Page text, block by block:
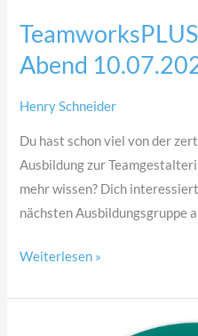
Abend
Henry Schneider
Du hast schon viel von der
Ausbildung zur
mehr wissen? Dich
nächsten Ausbildungsgruppe
Weiterlesen »